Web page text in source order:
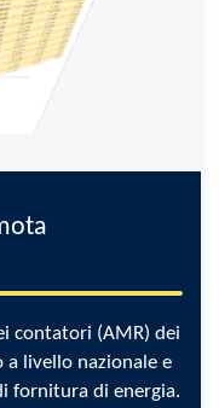
contatori (AMR) dei
livello nazionale e
fornitura di energia.